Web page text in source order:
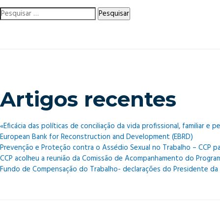
Pesquisar
por:
Artigos recentes
«Eficácia das políticas de conciliação da vida profissional, familiar e
European Bank for Reconstruction and Development (EBRD)
Prevenção e Proteção contra o Assédio Sexual no Trabalho – CCP
CCP acolheu a reunião da Comissão de Acompanhamento do
Fundo de Compensação do Trabalho- declarações do Presidente da